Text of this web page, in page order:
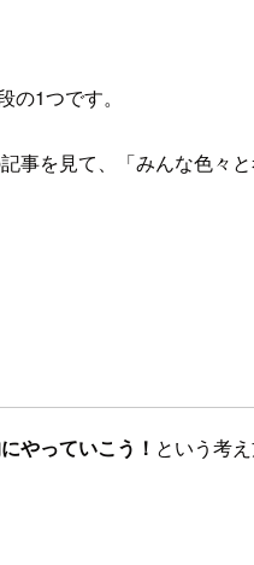
1つです。
を見て、「みんな色々と
やっていこう！ という考え